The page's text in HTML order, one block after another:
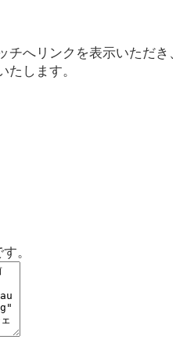
へリンクを表示いただき、
します。
。